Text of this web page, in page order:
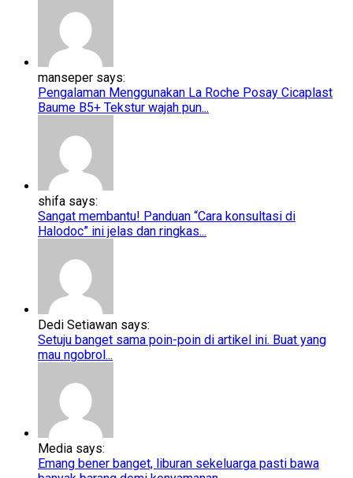
manseper says:
Pengalaman Menggunakan La Roche Posay Cicaplast
Baume B5+​​ Tekstur wajah pun...
shifa says:
Sangat membantu! Panduan “Cara konsultasi di
Halodoc” ini jelas dan ringkas...
Dedi Setiawan says:
Setuju banget sama poin-poin di artikel ini. Buat yang
mau ngobrol...
Media says:
Emang bener banget, liburan sekeluarga pasti bawa